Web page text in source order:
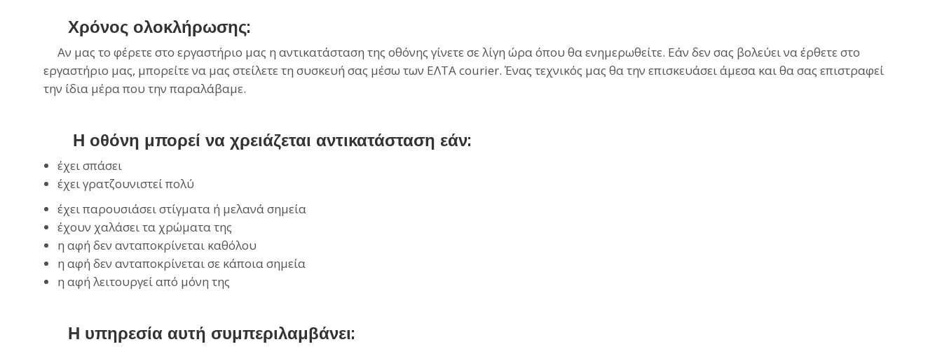
Χρόνος ολοκλήρωσης:
Αν μας το φέρετε στο εργαστήριο μας η αντικατάσταση της οθόνης γίνετε σε λίγη ώρα όπου θα ενημερωθείτε. Εάν δεν σας βολεύει να έρθετε στο
εργαστήριο μας, μπορείτε να μας στείλετε τη συσκευή σας μέσω των ΕΛΤΑ courier. Ένας τεχνικός μας θα την επισκευάσει άμεσα και θα σας επιστραφεί
την ίδια μέρα που την παραλάβαμε.
Η οθόνη μπορεί να χρειάζεται αντικατάσταση εάν:
έχει σπάσει
έχει γρατζουνιστεί πολύ
έχει παρουσιάσει στίγματα ή μελανά σημεία
έχουν χαλάσει τα χρώματα της
η αφή δεν ανταποκρίνεται καθόλου
η αφή δεν ανταποκρίνεται σε κάποια σημεία
η αφή λειτουργεί από μόνη της
Η υπηρεσία αυτή συμπεριλαμβάνει: